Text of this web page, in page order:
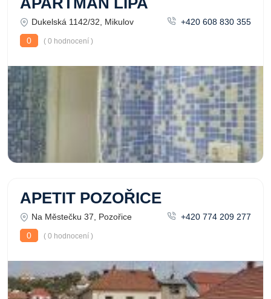
Dukelská 1142/32, Mikulov
+420 608 830 355
0
( 0 hodnocení )
APETIT POZOŘICE
Na Městečku 37, Pozořice
+420 774 209 277
0
( 0 hodnocení )